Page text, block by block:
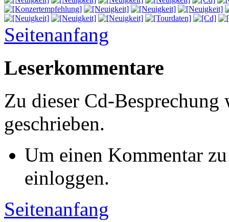
Seitenanfang
Leserkommentare
Zu dieser Cd-
geschrieben.
Um einen Kommentar
einloggen.
Seitenanfang